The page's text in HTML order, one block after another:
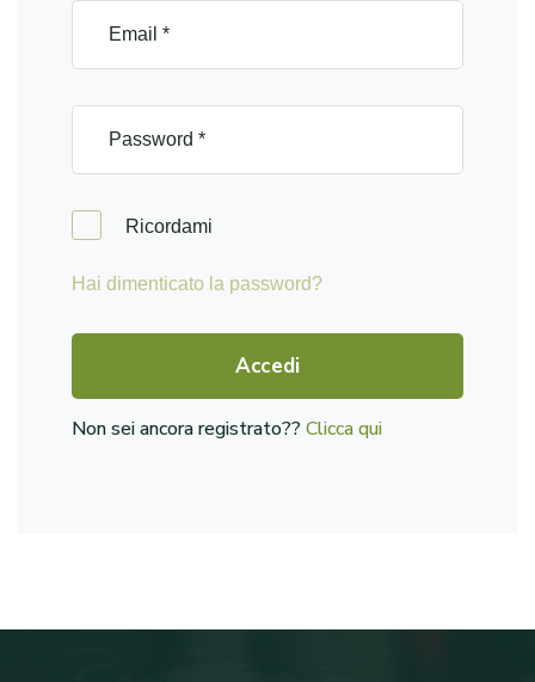
Ricordami
Hai dimenticato la password?
Accedi
Non sei ancora registrato??Clicca qui